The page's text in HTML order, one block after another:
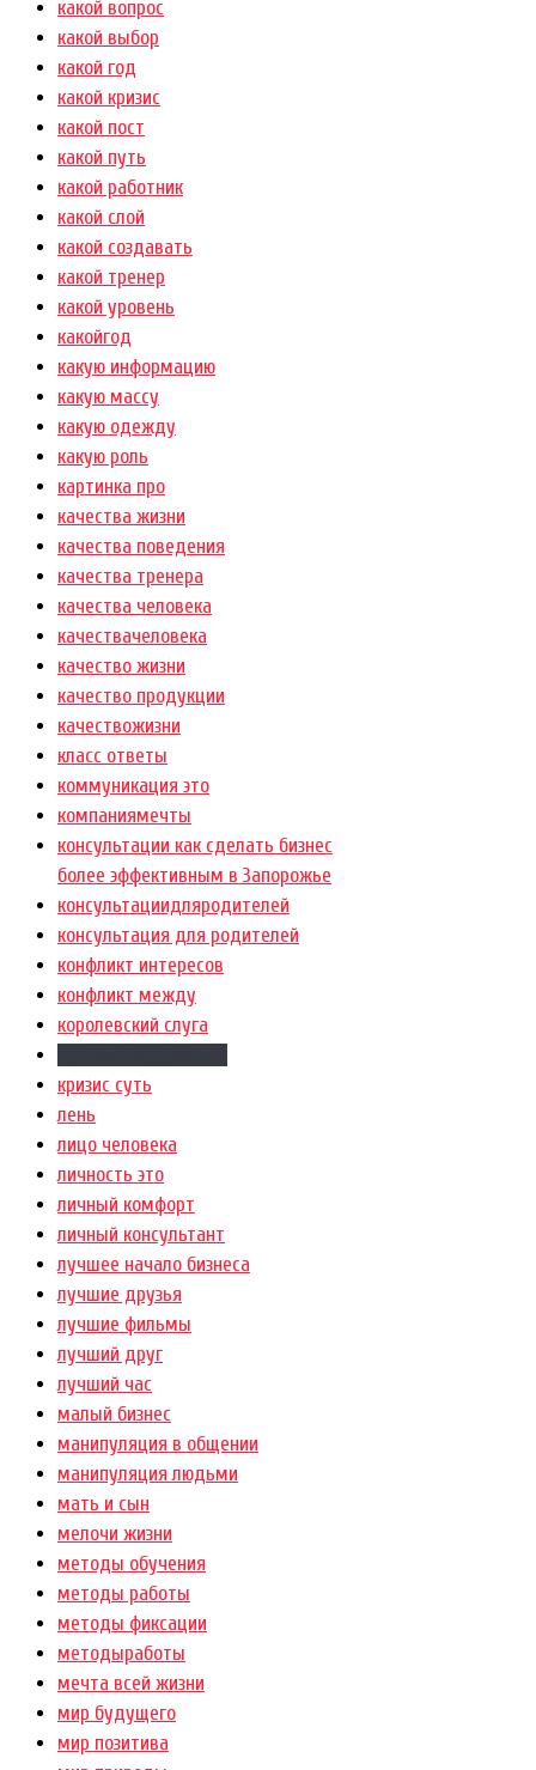
какой вопрос
какой выбор
какой год
какой кризис
какой пост
какой путь
какой работник
какой слой
какой создавать
какой тренер
какой уровень
какойгод
какую информацию
какую массу
какую одежду
какую роль
картинка про
качества жизни
качества поведения
качества тренера
качества человека
качествачеловека
качество жизни
качество продукции
качествожизни
класс ответы
коммуникация это
компаниямечты
консультации как сделать бизнес
более эффективным в Запорожье
консультациидляродителей
консультация для родителей
конфликт интересов
конфликт между
королевский слуга
кризис суть
лень
лицо человека
личность это
личный комфорт
личный консультант
лучшее начало бизнеса
лучшие друзья
лучшие фильмы
лучший друг
лучший час
малый бизнес
манипуляция в общении
манипуляция людьми
мать и сын
мелочи жизни
методы обучения
методы работы
методы фиксации
методыработы
мечта всей жизни
мир будущего
мир позитива